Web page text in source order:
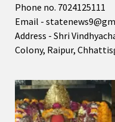
Phone no. 7024125111
Email -
Address - Shri
Colony, Raipur,